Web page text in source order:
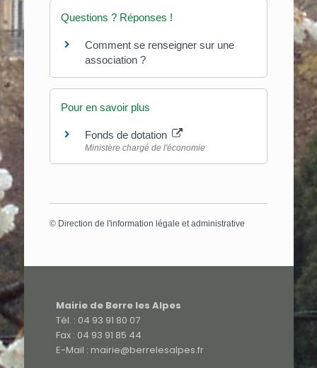
Questions ? Réponses !
Comment se renseigner sur une
association ?
Pour en savoir plus
Fonds de dotation
Ministère chargé de l'économie
© Direction de l'information légale et administrative
Mairie de Berre les Alpes
Tél. : 04 93 91 80 07
Fax : 04 93 91 85 44
E-Mail : mairie@berrelesalpes.fr